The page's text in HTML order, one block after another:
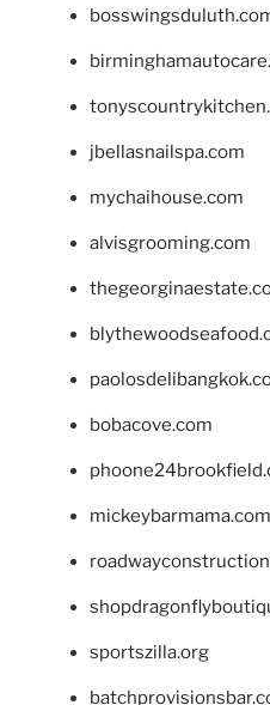
jbellasnailspa.com
mychaihouse.com
alvisgrooming.com
bobacove.com
mickeybarmama.com
sportszilla.org